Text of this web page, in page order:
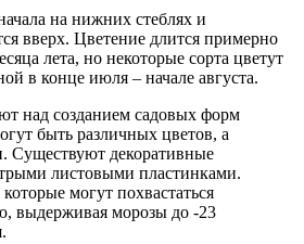
на нижних стеблях и
вверх. Цветение длится примерно
лета, но некоторые сорта цветут
в конце июля – начале августа.
над созданием садовых форм
быть различных цветов, а
Существуют декоративные
листовыми пластинками.
могут похвастаться
выдерживая морозы до -23